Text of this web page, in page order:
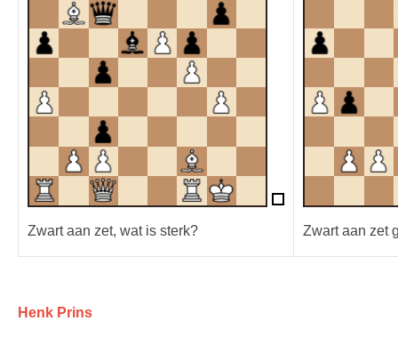
Zwart aan zet, wat is sterk? Zwart aan zet
Henk Prins